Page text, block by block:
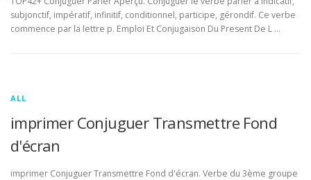
subjonctif, impératif, infinitif, conditionnel, participe, gérondif. Ce verbe
commence par la lettre p. Emploi Et Conjugaison Du Present De L …
ALL
imprimer Conjuguer Transmettre Fond
d'écran
imprimer Conjuguer Transmettre Fond d'écran. Verbe du 3ème groupe